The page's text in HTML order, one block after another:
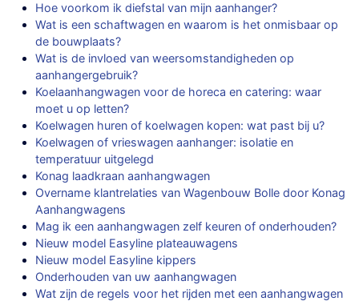
Hoe voorkom ik diefstal van mijn aanhanger?
Wat is een schaftwagen en waarom is het onmisbaar op
de bouwplaats?
Wat is de invloed van weersomstandigheden op
aanhangergebruik?
Koelaanhangwagen voor de horeca en catering: waar
moet u op letten?
Koelwagen huren of koelwagen kopen: wat past bij u?
Koelwagen of vrieswagen aanhanger: isolatie en
temperatuur uitgelegd
Konag laadkraan aanhangwagen
Overname klantrelaties van Wagenbouw Bolle door Konag
Aanhangwagens
Mag ik een aanhangwagen zelf keuren of onderhouden?
Nieuw model Easyline plateauwagens
Nieuw model Easyline kippers
Onderhouden van uw aanhangwagen
Wat zijn de regels voor het rijden met een aanhangwagen